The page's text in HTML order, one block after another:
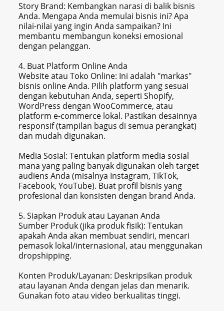
Story Brand: Kembangkan narasi di balik bisnis
Anda. Mengapa Anda memulai bisnis ini? Apa
nilai-nilai yang ingin Anda sampaikan? Ini
membantu membangun koneksi emosional
dengan pelanggan.
4. Buat Platform Online Anda
Website atau Toko Online: Ini adalah "markas"
bisnis online Anda. Pilih platform yang sesuai
dengan kebutuhan Anda, seperti Shopify,
WordPress dengan WooCommerce, atau
platform e-commerce lokal. Pastikan desainnya
responsif (tampilan bagus di semua perangkat)
dan mudah digunakan.
Media Sosial: Tentukan platform media sosial
mana yang paling banyak digunakan oleh target
audiens Anda (misalnya Instagram, TikTok,
Facebook, YouTube). Buat profil bisnis yang
profesional dan konsisten dengan brand Anda.
5. Siapkan Produk atau Layanan Anda
Sumber Produk (jika produk fisik): Tentukan
apakah Anda akan membuat sendiri, mencari
pemasok lokal/internasional, atau menggunakan
dropshipping.
Konten Produk/Layanan: Deskripsikan produk
atau layanan Anda dengan jelas dan menarik.
Gunakan foto atau video berkualitas tinggi.